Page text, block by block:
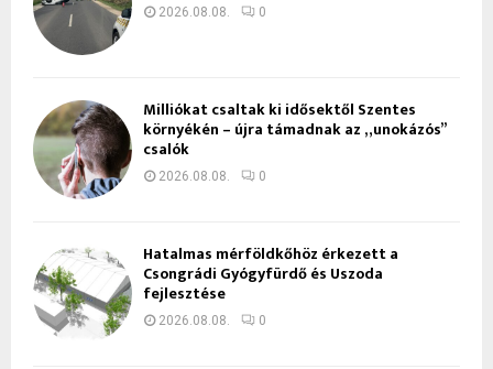
2026.08.08. 0
Milliókat csaltak ki idősektől Szentes
környékén – újra támadnak az „unokázós”
csalók
2026.08.08. 0
Hatalmas mérföldkőhöz érkezett a
Csongrádi Gyógyfürdő és Uszoda
fejlesztése
2026.08.08. 0